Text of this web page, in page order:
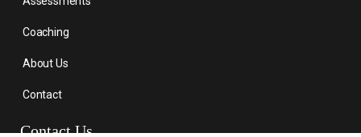
Coaching
About Us
Contact
Contact Us